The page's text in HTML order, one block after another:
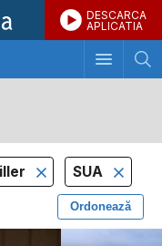
DESCARCA
APLICATIA
SUA
Ordonează